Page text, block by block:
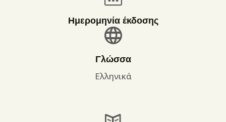
Ημερομηνία έκδοσης
Γλώσσα
Ελληνικά